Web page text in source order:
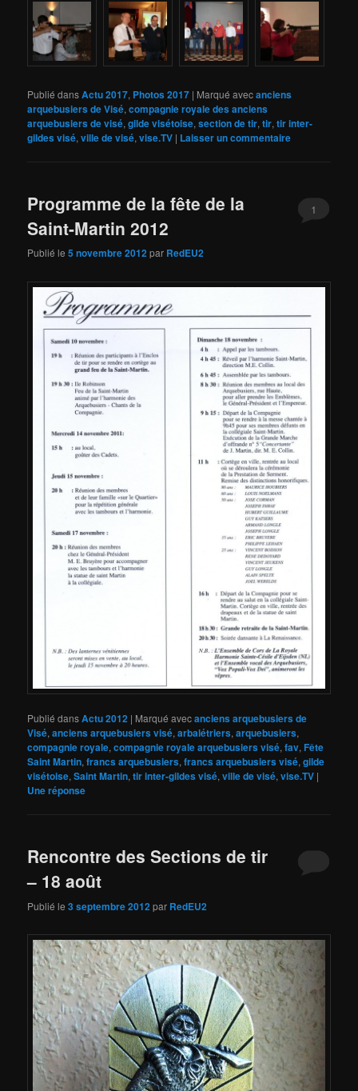
Publié dansActu 2017, Photos 2017 | Marqué avecanciens
arquebusiers de Visé,compagnie royale des anciens
arquebusiers de visé,gilde visétoise,section de tir,tir,tir inter-
gildes visé,ville de visé,vise.TV | Laisser un commentaire
Programme de la fête de la
Saint-Martin 2012
Publié le5 novembre 2012par RedEU2
1
Publié dansActu 2012 | Marqué avecanciens arquebusiers de
Visé,anciens arquebusiers visé,arbalétriers,arquebusiers,
compagnie royale,compagnie royale arquebusiers visé,fav,Fête
Saint Martin,francs arquebusiers,francs arquebusiers visé,gilde
visétoise,Saint Martin,tir inter-gildes visé,ville de visé,vise.TV |
Uneréponse
Rencontre des Sections de tir
– 18 août
Publié le3 septembre 2012par RedEU2